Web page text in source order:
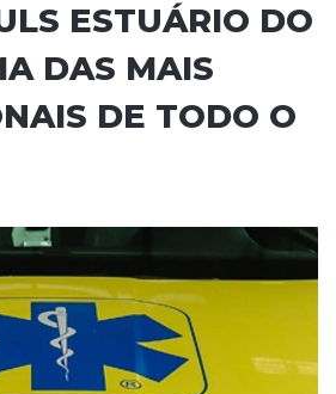
ESTUÁRIO DO
DAS MAIS
DE TODO O